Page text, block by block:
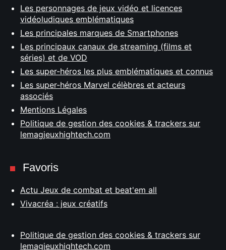
Les personnages de jeux vidéo et licences
vidéoludiques emblématiques
Les principales marques de Smartphones
Les principaux canaux de streaming (films et
séries) et de VOD
Les super-héros les plus emblématiques et connus
Les super-héros Marvel célèbres et acteurs
associés
Mentions Légales
Politique de gestion des cookies & trackers sur
lemagjeuxhightech.com
Favoris
Actu Jeux de combat et beat'em all
Vivacréa : jeux créatifs
Politique de gestion des cookies & trackers sur
lemagjeuxhightech.com